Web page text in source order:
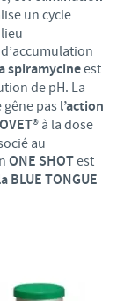
un cycle
spiramycineest
de pH. La
gêne pas l’action
® à la dose
au
ONE SHOTest
TONGUE